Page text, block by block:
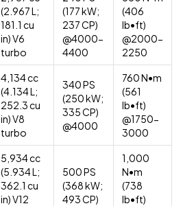
(2.967 L;
181.1 cu
in) V6
turbo
(177 kW;
237 CP)
@4000-
4400
(406
lb•ft)
@2000-
2250
4,134 cc
(4.134 L;
252.3 cu
in) V8
turbo
340 PS
(250 kW;
335 CP)
@4000
760 N•m
(561
lb•ft)
@1750-
3000
5,934 cc
(5.934 L;
362.1 cu
in) V12
500 PS
(368 kW;
493 CP)
1,000
N•m
(738
lb•ft)